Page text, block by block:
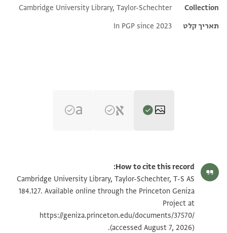
Collection
Cambridge University Library, Taylor-Schechter
תאריך קלט
In PGP since 2023
T-S AS 184.127 1v הגדל וסובב
תנאי היתר שימוש בתצלום
How to cite this record:
Cambridge University Library, Taylor-Schechter, T-S AS
184.127. Available online through the Princeton Geniza
Project at
https://geniza.princeton.edu/documents/37570/
(accessed August 7, 2026).